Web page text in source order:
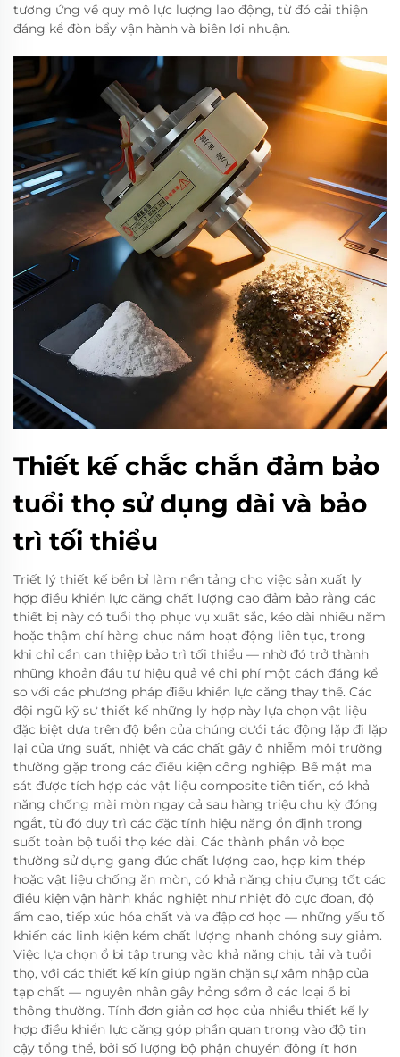
tương ứng về quy mô lực lượng lao động, từ đó cải thiện
đáng kể đòn bẩy vận hành và biên lợi nhuận.
Thiết kế chắc chắn đảm bảo
tuổi thọ sử dụng dài và bảo
trì tối thiểu
Triết lý thiết kế bền bỉ làm nền tảng cho việc sản xuất ly
hợp điều khiển lực căng chất lượng cao đảm bảo rằng các
thiết bị này có tuổi thọ phục vụ xuất sắc, kéo dài nhiều năm
hoặc thậm chí hàng chục năm hoạt động liên tục, trong
khi chỉ cần can thiệp bảo trì tối thiểu — nhờ đó trở thành
những khoản đầu tư hiệu quả về chi phí một cách đáng kể
so với các phương pháp điều khiển lực căng thay thế. Các
đội ngũ kỹ sư thiết kế những ly hợp này lựa chọn vật liệu
đặc biệt dựa trên độ bền của chúng dưới tác động lặp đi lặp
lại của ứng suất, nhiệt và các chất gây ô nhiễm môi trường
thường gặp trong các điều kiện công nghiệp. Bề mặt ma
sát được tích hợp các vật liệu composite tiên tiến, có khả
năng chống mài mòn ngay cả sau hàng triệu chu kỳ đóng
ngắt, từ đó duy trì các đặc tính hiệu năng ổn định trong
suốt toàn bộ tuổi thọ kéo dài. Các thành phần vỏ bọc
thường sử dụng gang đúc chất lượng cao, hợp kim thép
hoặc vật liệu chống ăn mòn, có khả năng chịu đựng tốt các
điều kiện vận hành khắc nghiệt như nhiệt độ cực đoan, độ
ẩm cao, tiếp xúc hóa chất và va đập cơ học — những yếu tố
khiến các linh kiện kém chất lượng nhanh chóng suy giảm.
Việc lựa chọn ổ bi tập trung vào khả năng chịu tải và tuổi
thọ, với các thiết kế kín giúp ngăn chặn sự xâm nhập của
tạp chất — nguyên nhân gây hỏng sớm ở các loại ổ bi
thông thường. Tính đơn giản cơ học của nhiều thiết kế ly
hợp điều khiển lực căng góp phần quan trọng vào độ tin
cậy tổng thể, bởi số lượng bộ phận chuyển động ít hơn